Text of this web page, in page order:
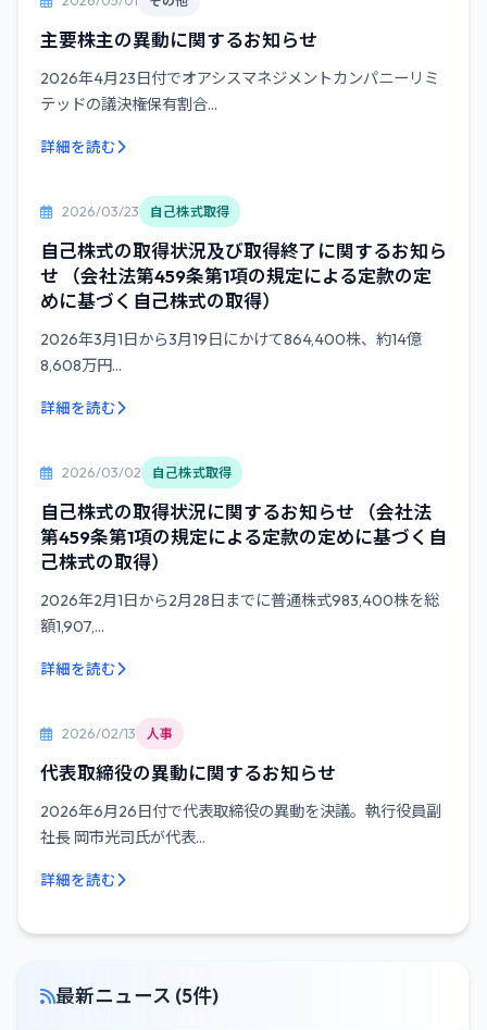
主要株主の異動に関するお知らせ
2026年4月23日付でオアシスマネジメントカンパニーリミ
テッドの議決権保有割合...
詳細を読む
2026/03/23 自己株式取得
自己株式の取得状況及び取得終了に関するお知ら
せ （会社法第459条第1項の規定による定款の定
めに基づく自己株式の取得）
2026年3月1日から3月19日にかけて864,400株、約14億
8,608万円...
詳細を読む
2026/03/02 自己株式取得
自己株式の取得状況に関するお知らせ （会社法
第459条第1項の規定による定款の定めに基づく自
己株式の取得）
2026年2月1日から2月28日までに普通株式983,400株を総
額1,907,...
詳細を読む
2026/02/13 人事
代表取締役の異動に関するお知らせ
2026年6月26日付で代表取締役の異動を決議。執行役員副
社長 岡市光司氏が代表...
詳細を読む
最新ニュース (5件)